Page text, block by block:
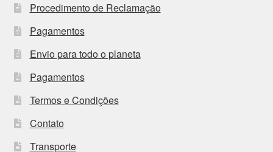
Procedimento de Reclamação
Pagamentos
Envio para todo o planeta
Pagamentos
Termos e Condições
Contato
Transporte